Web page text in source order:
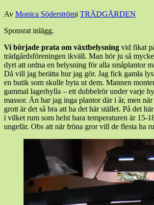
Den
februari,
februari,
2018
Av Monica Söderströmi TRÄDGÅRDEN
Sponsrat inlägg.
Vi började prata om växtbelysning vid fikat
trädgårdsföreningen ikväll. Man hör ju så
dyrt att ordna en belysning för alla småplantor
Då vill jag berätta hur jag gör. Jag fick gamla
en butik som skulle byta ut dem. Mannen
gammal lagerhylla – ett dubbelrör under varje
massor. Än har jag inga plantor där i år, men
grott är det så bra att ha det här stället. På det
i vilket rum som helst bara temperaturen är 15-
ungefär. Obs att när fröna gror vill de flesta ha